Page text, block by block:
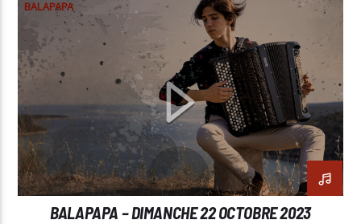
BALAPAPA
BALAPAPA – DIMANCHE 22 OCTOBRE 2023